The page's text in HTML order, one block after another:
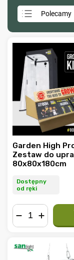
Polecamy
Garden High
Zestaw do
80x80x180cm
Dostępny
od ręki